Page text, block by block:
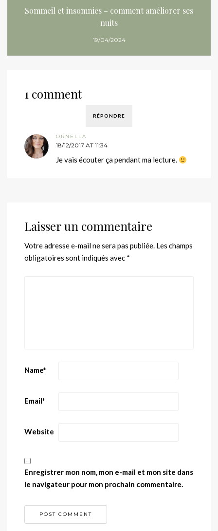
Sommeil et insomnies – comment améliorer ses
nuits
19/04/2024
1 comment
RÉPONDRE
ORNELLA
18/12/2017 AT 11:34
Je vais écouter ça pendant ma lecture.
Laisser un commentaire
Votre adresse e-mail ne sera pas publiée. Les champs
obligatoires sont indiqués avec *
Name*
Email*
Website
Enregistrer mon nom, mon e-mail et mon site dans
le navigateur pour mon prochain commentaire.